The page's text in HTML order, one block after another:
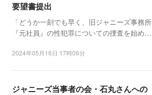
要望書提出
「どうか一刻でも早く、旧ジャニーズ事務所
『元社員』の性犯罪についての捜査を始めて
2024年05月16日 17時06分
ジャニーズ当事者の会・石丸さんへの